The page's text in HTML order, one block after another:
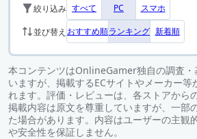
絞り込み すべて PC スマホ
並び替え おすすめ順ランキング 新着順
本コンテンツはOnlineGamer独自の調査・
いますが、掲載するECサイトやメーカー等
れます。評価・レビューは、各ストアから
掲載内容は原文を尊重していますが、一部
た場合があります。内容はユーザーの主観
や安全性を保証しません。